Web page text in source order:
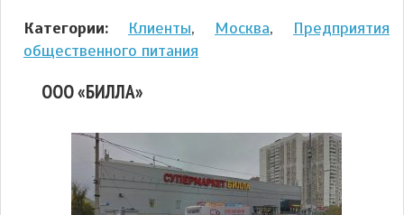
Категории: Клиенты, Москва, Предприятия
общественного питания
ООО «БИЛЛА»